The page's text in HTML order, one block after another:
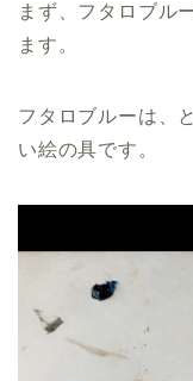
まず、フタロブル
ます。
フタロブルーは、
い絵の具です。